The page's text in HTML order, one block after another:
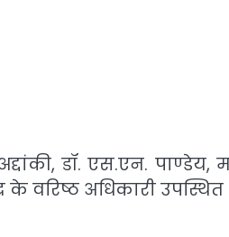
डॉ. एस.एन.
वरिष्ठ अधिकारी उपस्थित